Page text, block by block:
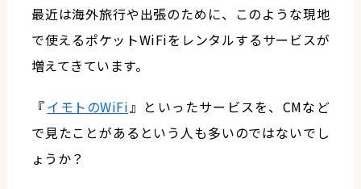
最近は海外旅行や出張のために、このような現地
で使えるポケットWiFiをレンタルするサービスが
増えてきています。
『イモトのWiFi』といったサービスを、CMなど
で見たことがあるという人も多いのではないでし
ょうか？